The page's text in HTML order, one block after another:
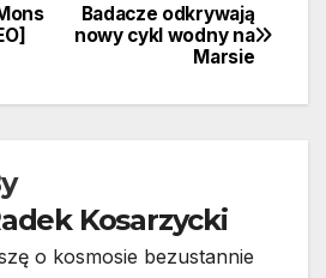
Badacze odkrywają
nowy cykl wodny na
Marsie
Kosarzycki
o kosmosie bezustannie